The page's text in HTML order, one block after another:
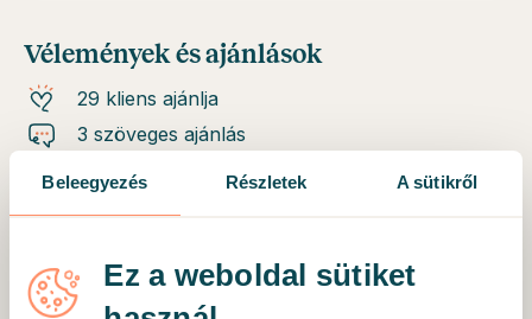
Beleegyezés Részletek A sütikről
Ez a weboldal sütiket
Vélemények és ajánlások
29 kliens ajánlja
3 szöveges ajánlás
rendelkező szakember.